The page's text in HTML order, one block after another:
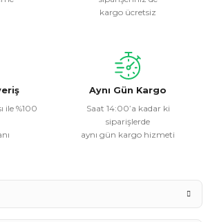
daha pahalı.
alternatifler olmalı.
kargo ücretsiz
ile %100
Aynı Gün Kargo
Saat 14:00’a kadar ki
siparişlerde
aynı gün kargo hizmeti